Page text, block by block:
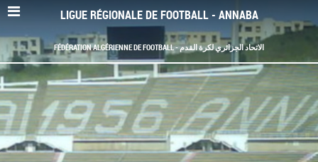
LIGUE RÉGIONALE DE FOOTBALL - ANNABA
FÉDÉRATION ALGÉRIENNE DE FOOTBALL - الاتحاد الجزائري لكرة القدم